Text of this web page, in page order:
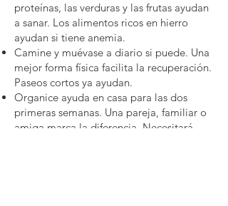
proteínas, las verduras y las frutas ayudan
a sanar. Los alimentos ricos en hierro
ayudan si tiene anemia.
Camine y muévase a diario si puede. Una
mejor forma física facilita la recuperación.
Paseos cortos ya ayudan.
Organice ayuda en casa para las dos
primeras semanas. Una pareja, familiar o
amiga marca la diferencia. Necesitará